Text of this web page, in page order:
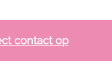
contact op